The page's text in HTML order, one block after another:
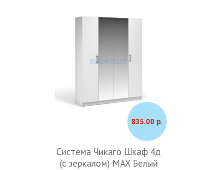
835.00 р.
Система Чикаго Шкаф 4д
(с зеркалом) MAX Белый